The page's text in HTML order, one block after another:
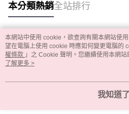
本分類熱銷全站排行
熱門標籤
本網站中使用 cookie，欲查詢有關本網站使
望在電腦上使用 cookie 時應如何變更電腦的
權條款 」之 Cookie 聲明。您繼續使用本網
用條款之 Cookie 聲明使用 cookie。
了解更多 >
我知道了